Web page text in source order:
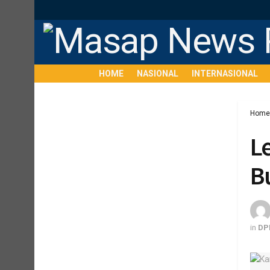
HOME NASIONAL INTERNASIONAL
Home
in